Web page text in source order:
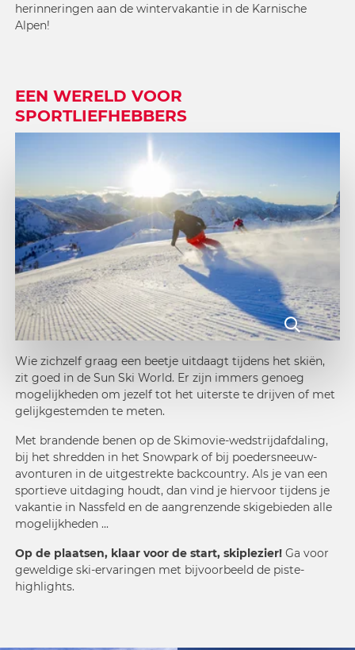
herinneringen aan de wintervakantie in de Karnische
Alpen!
EEN WERELD VOOR
SPORTLIEFHEBBERS
Wie zichzelf graag een beetje uitdaagt tijdens het skiën,
zit goed in de Sun Ski World. Er zijn immers genoeg
mogelijkheden om jezelf tot het uiterste te drijven of met
gelijkgestemden te meten.
Met brandende benen op de Skimovie-wedstrijdafdaling,
bij het shredden in het Snowpark of bij poedersneeuw-
avonturen in de uitgestrekte backcountry. Als je van een
sportieve uitdaging houdt, dan vind je hiervoor tijdens je
vakantie in Nassfeld en de aangrenzende skigebieden alle
mogelijkheden ...
Op de plaatsen, klaar voor de start, skiplezier! Ga voor
geweldige ski-ervaringen met bijvoorbeeld de piste-
highlights.